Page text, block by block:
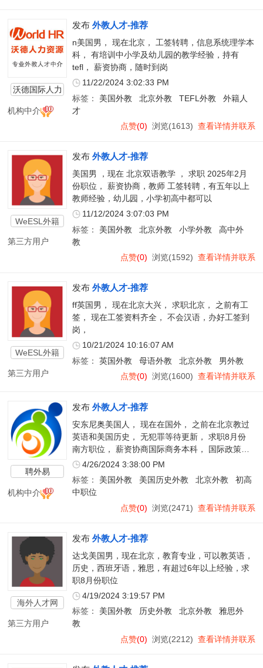
沃德国际人力
机构中介
发布 外教人才-推荐
n美国男， 现在北京， 工签转聘，信息系统理学本
科， 有培训中小学及幼儿园的教学经验，持有
tefl， 薪资协商，随时到岗
11/22/2024 3:02:33 PM
标签： 美国外教 北京外教 TEFL外教
外籍人
才
点赞(0) 浏览(1613) 查看详情并联系
WeESL外籍
第三方用户
发布 外教人才-推荐
美国男 ，现在 北京双语教学 ， 求职 2025年2月
份职位， 薪资协商，教师 工签转聘，有五年以上
教师经验，幼儿园，小学初高中都可以
11/12/2024 3:07:03 PM
标签： 美国外教 北京外教 小学外教
高中外
教
点赞(0) 浏览(1592) 查看详情并联系
WeESL外籍
第三方用户
发布 外教人才-推荐
ff英国男， 现在北京大兴， 求职北京， 之前有工
签， 现在工签资料齐全， 不会汉语，办好工签到
岗，
10/21/2024 10:16:07 AM
标签： 英国外教 母语外教 北京外教
男外教
点赞(0) 浏览(1600) 查看详情并联系
聘外易
机构中介
发布 外教人才-推荐
安东尼奥美国人， 现在在国外， 之前在北京教过
英语和美国历史， 无犯罪等待更新， 求职8月份
南方职位， 薪资协商国际商务本科， 国际政策研
究硕士， 初高中职位最好，
4/26/2024 3:38:00 PM
标签： 美国外教 美国历史外教 北京外教
初高
中职位
点赞(0) 浏览(2471) 查看详情并联系
海外人才网
第三方用户
发布 外教人才-推荐
达戈美国男，现在北京，教育专业，可以教英语，
历史，西班牙语，雅思，有超过6年以上经验，求
职8月份职位
4/19/2024 3:19:57 PM
标签： 美国外教 历史外教 北京外教
雅思外
教
点赞(0) 浏览(2212) 查看详情并联系